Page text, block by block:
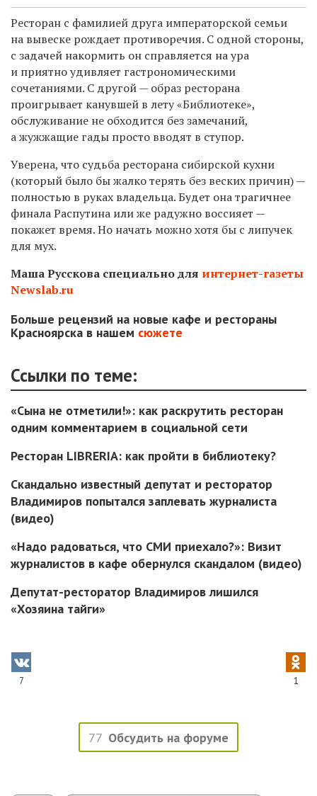
Ресторан с фамилией друга императорской семьи
на вывеске рождает противоречия. С одной стороны,
с задачей накормить он справляется на ура
и приятно удивляет гастрономическими
сочетаниями. С другой — образ ресторана
проигрывает канувшей в лету «Библиотеке»,
обслуживание не обходится без замечаний,
а жужжащие гады просто вводят в ступор.
Уверена, что судьба ресторана сибирской кухни
(который было бы жалко терять без веских причин) —
полностью в руках владельца. Будет она трагичнее
финала Распутина или же радужно воссияет —
покажет время. Но начать можно хотя бы с липучек
для мух.
Маша Русскова специально для интернет-газеты
Newslab.ru
Больше рецензий на новые кафе и рестораны
Красноярска в нашем сюжете
Ссылки по теме:
«Сына не отметили!»: как раскрутить ресторан
одним комментарием в социальной сети
Ресторан LIBRERIA: как пройти в библиотеку?
Скандально известный депутат и ресторатор
Владимиров попытался заплевать журналиста
(видео)
«Надо радоваться, что СМИ приехало?»: Визит
журналистов в кафе обернулся скандалом (видео)
Депутат-ресторатор Владимиров лишился
«Хозяина тайги»
7 1
77 Обсудить на форуме